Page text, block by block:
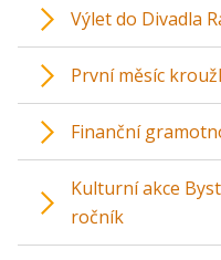
Výlet do Divadla
První měsíc
Finanční
Kulturní akce
ročník